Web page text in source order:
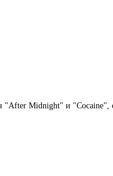
"After Midnight" и